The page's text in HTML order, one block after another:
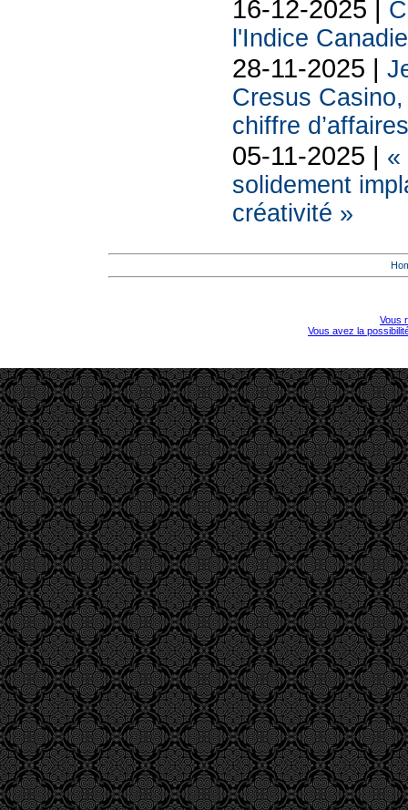
16-12-2025 |
l'Indice
28-11-2025 |
Cresus
chiffre d’affaires
05-11-2025 | «
solidement
créativité »
Vous
Vous avez la